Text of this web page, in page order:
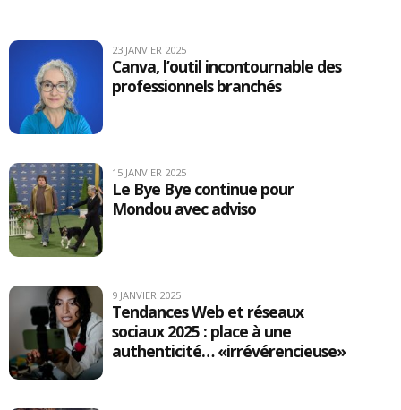
23 JANVIER 2025
Canva, l’outil incontournable des
professionnels branchés
15 JANVIER 2025
Le Bye Bye continue pour
Mondou avec adviso
9 JANVIER 2025
Tendances Web et réseaux
sociaux 2025 : place à une
authenticité… «irrévérencieuse»